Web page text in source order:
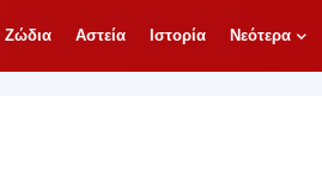
Ζώδια Αστεία Ιστορία Νεότερα